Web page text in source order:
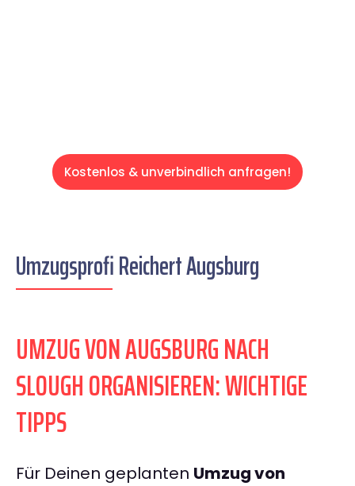
Kostenlos & unverbindlich anfragen!
Umzugsprofi Reichert Augsburg
UMZUG VON AUGSBURG NACH
SLOUGH ORGANISIEREN: WICHTIGE
TIPPS
Für Deinen geplanten Umzug von